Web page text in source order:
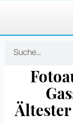
Ältester